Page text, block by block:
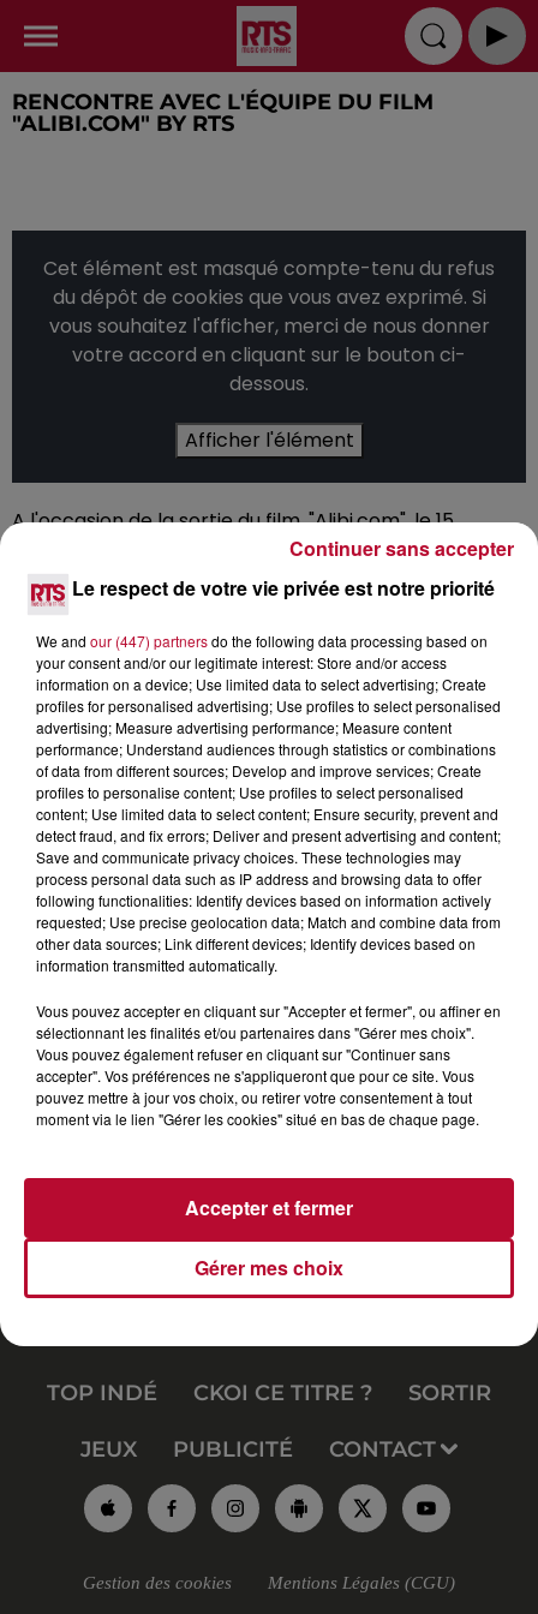
RENCONTRE AVEC L'ÉQUIPE DU FILM
"ALIBI.COM" BY RTS
Cet élément est masqué compte-tenu du refus
du dépôt de cookies que vous avez exprimé. Si
vous souhaitez l'afficher, merci de nous donner
votre accord en cliquant sur le bouton ci-
dessous.
Afficher l'élément
A l'occasion de la sortie du film, "Alibi.com", le 15
Février, RTS est allé à la rencontre de l'équipe du film,
Philippe Lacheau, Julien Arruti et Élodie Fontan.
TOP INDÉ CKOI CE TITRE ? SORTIR
JEUX PUBLICITÉ CONTACT
Gestion des cookies Mentions Légales (CGU)
Le respect de votre vie privée est notre priorité
We and our (447) partnersdo the following data processing based on
your consent and/or our legitimate interest: Store and/or access
information on a device; Use limited data to select advertising; Create
profiles for personalised advertising; Use profiles to select personalised
advertising; Measure advertising performance; Measure content
performance; Understand audiences through statistics or combinations
of data from different sources; Develop and improve services; Create
profiles to personalise content; Use profiles to select personalised
content; Use limited data to select content; Ensure security, prevent and
detect fraud, and fix errors; Deliver and present advertising and content;
Save and communicate privacy choices. These technologies may
process personal data such as IP address and browsing data to offer
following functionalities: Identify devices based on information actively
requested; Use precise geolocation data; Match and combine data from
other data sources; Link different devices; Identify devices based on
information transmitted automatically.
Vous pouvez accepter en cliquant sur "Accepter et fermer", ou affiner en
sélectionnant les finalités et/ou partenaires dans "Gérer mes choix".
Vous pouvez également refuser en cliquant sur "Continuer sans
accepter". Vos préférences ne s'appliqueront que pour ce site. Vous
pouvez mettre à jour vos choix, ou retirer votre consentement à tout
moment via le lien "Gérer les cookies" situé en bas de chaque page.
Gérer mes choix
Accepter et fermer
Continuer sans accepter